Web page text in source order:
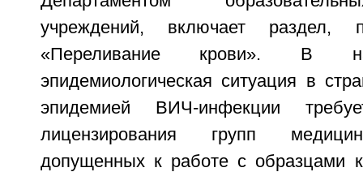
учреждений, включает раздел,
«Переливание крови». В
эпидемиологическая ситуация в
эпидемией ВИЧ-инфекции
лицензирования групп
допущенных к работе с образцами